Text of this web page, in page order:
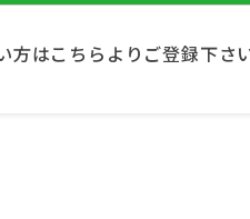
方はこちらよりご登録下さ